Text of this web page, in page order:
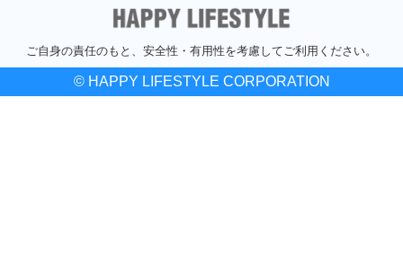
ご自身の責任のもと、安全性・有用性を考慮してご利用ください。
© HAPPY LIFESTYLE CORPORATION